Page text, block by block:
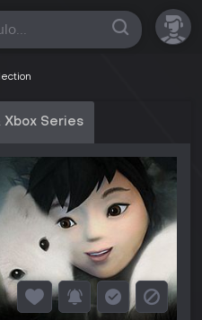
Xbox Series